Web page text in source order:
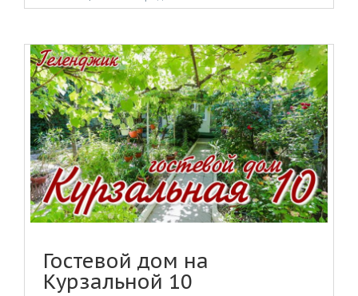
Гостевой дом на
Курзальной 10